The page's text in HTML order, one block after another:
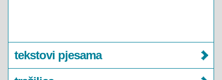
tekstovi pjesama